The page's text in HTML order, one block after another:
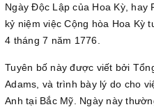
Ngày Độc Lập của Hoa Kỳ, hay
kỷ niệm việc Cộng hòa Hoa Kỳ
4 tháng 7 năm 1776.
Tuyên bố này được viết bởi
Adams, và trình bày lý do cho
Anh tại Bắc Mỹ. Ngày này